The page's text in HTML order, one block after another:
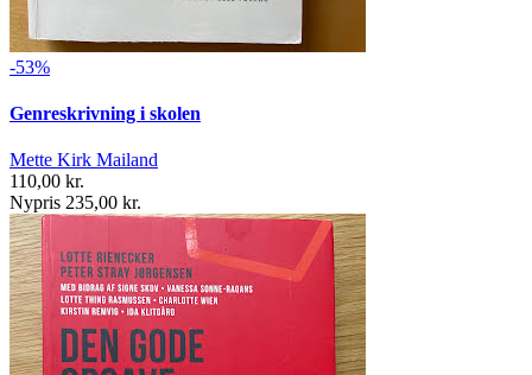
-53%
Genreskrivning i skolen
Mette Kirk Mailand
110,00 kr.
Nypris 235,00 kr.